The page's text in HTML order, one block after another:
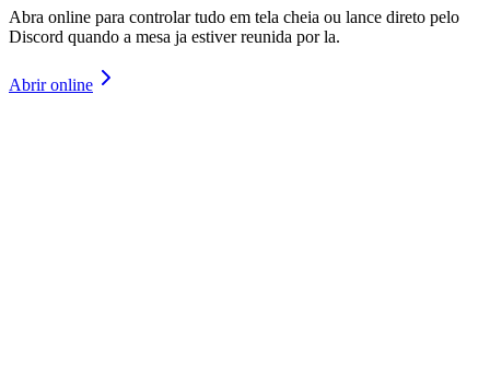
Abra online para controlar tudo em tela cheia ou lance direto pelo
Discord quando a mesa ja estiver reunida por la.
Abrir online